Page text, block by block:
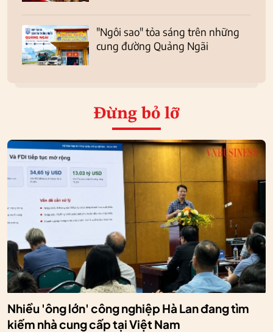
"Ngôi sao" tỏa sáng trên những
cung đường Quảng Ngãi
Đừng bỏ lỡ
Nhiều 'ông lớn' công nghiệp Hà Lan đang tìm
kiếm nhà cung cấp tại Việt Nam